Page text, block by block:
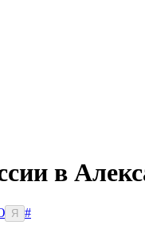
в
Я
#